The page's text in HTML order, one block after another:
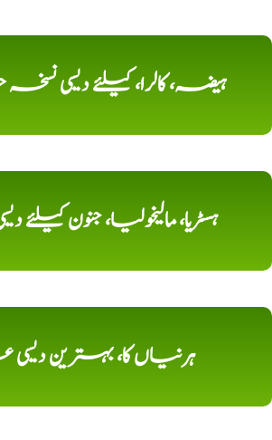
ہیضہ، کالرا، کیلئے دیسی
ہسٹریا، مالیخولیا، جنون
ہرنیاں کا، بہترین